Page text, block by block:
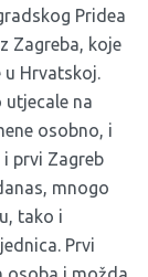
Pridea
Zagreba, koje
Hrvatskoj.
utjecale na
osobno, i
prvi Zagreb
mnogo
tako i
Prvi